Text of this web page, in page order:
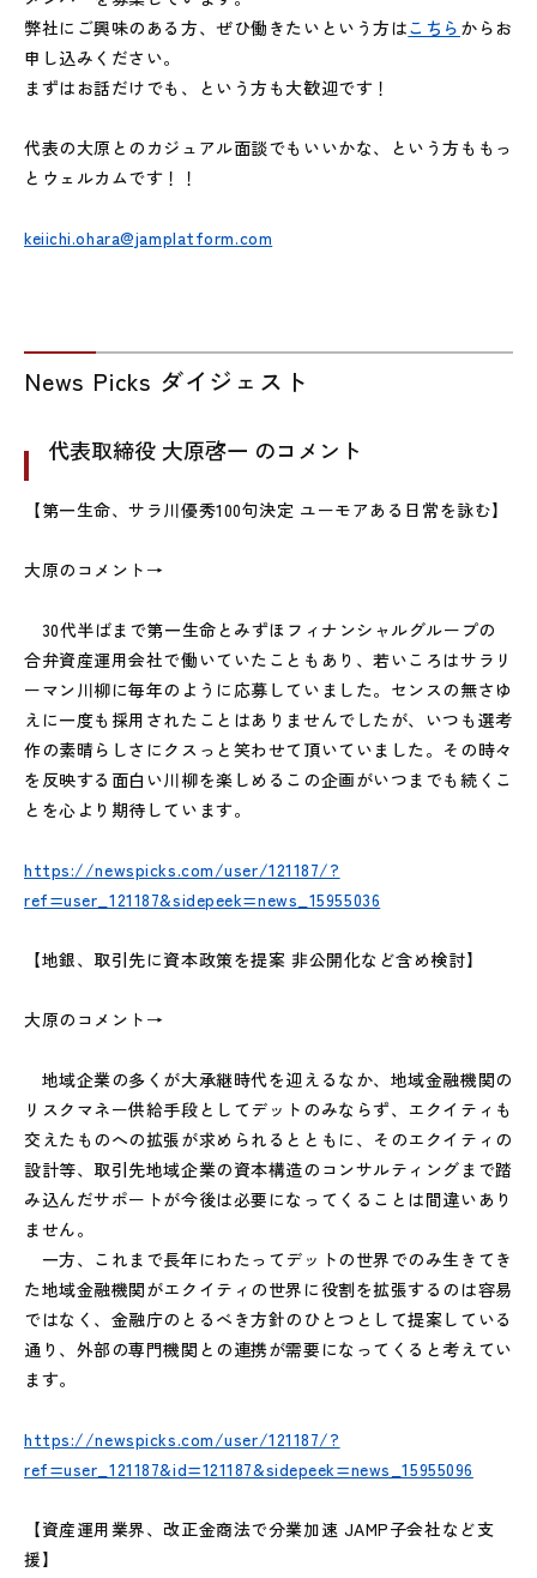
弊社にご興味のある方、ぜひ働きたいという方はこちら からお
申し込みください。
まずはお話だけでも、という方も大歓迎です！
代表の大原とのカジュアル面談でもいいかな、という方ももっ
とウェルカムです！！
keiichi.ohara@jamplatform.com
News Picks ダイジェスト
代表取締役 大原啓一 のコメント
【第一生命、サラ川優秀100句決定 ユーモアある日常を詠む】
大原のコメント→
30代半ばまで第一生命とみずほフィナンシャルグループの
合弁資産運用会社で働いていたこともあり、若いころはサラリ
ーマン川柳に毎年のように応募していました。センスの無さゆ
えに一度も採用されたことはありませんでしたが、いつも選考
作の素晴らしさにクスっと笑わせて頂いていました。その時々
を反映する面白い川柳を楽しめるこの企画がいつまでも続くこ
とを心より期待しています。
https://newspicks.com/user/121187/?
ref=user_121187&sidepeek=news_15955036
【地銀、取引先に資本政策を提案 非公開化など含め検討】
大原のコメント→
地域企業の多くが大承継時代を迎えるなか、地域金融機関の
リスクマネー供給手段としてデットのみならず、エクイティも
交えたものへの拡張が求められるとともに、そのエクイティの
設計等、取引先地域企業の資本構造のコンサルティングまで踏
み込んだサポートが今後は必要になってくることは間違いあり
ません。
一方、これまで長年にわたってデットの世界でのみ生きてき
た地域金融機関がエクイティの世界に役割を拡張するのは容易
ではなく、金融庁のとるべき方針のひとつとして提案している
通り、外部の専門機関との連携が需要になってくると考えてい
ます。
https://newspicks.com/user/121187/?
ref=user_121187&id=121187&sidepeek=news_15955096
【資産運用業界、改正金商法で分業加速 JAMP子会社など支
援】